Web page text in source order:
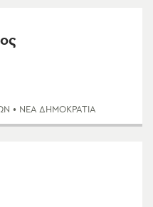
• ΝΈΑ ΔΗΜΟΚΡΑΤΊΑ